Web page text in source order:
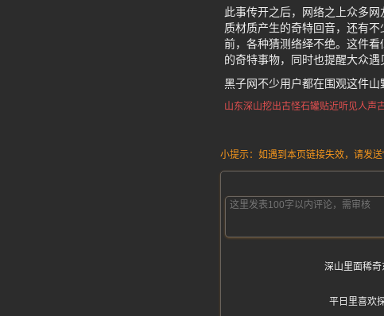
此事传开之后，网络之上众多
质材质产生的奇特回音，还有
前，各种猜测络绎不绝。这件
的奇特事物，同时也提醒大众
黑子网不少用户都在围观这件山
山东深山挖出古怪石罐贴近听见人声
小提示：如遇到本页链接失效，请发
深山里面稀奇
平日里喜欢